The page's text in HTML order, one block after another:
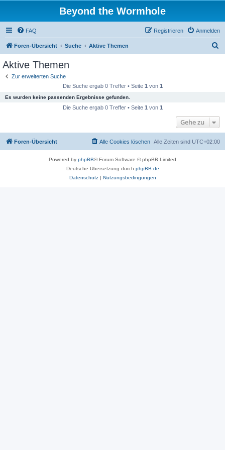
Beyond the Wormhole
FAQ Anmelden
Registrieren
Foren-Übersicht Suche Aktive Themen
Aktive Themen
Zur erweiterten Suche
Die Suche ergab 0 Treffer • Seite 1 von 1
Es wurden keine passenden Ergebnisse gefunden.
Die Suche ergab 0 Treffer • Seite 1 von 1
Gehe zu
Foren-Übersicht Alle Zeiten sind UTC+02:00
Alle Cookies löschen
Powered by phpBB® Forum Software © phpBB Limited
Deutsche Übersetzung durch phpBB.de
Datenschutz| Nutzungsbedingungen